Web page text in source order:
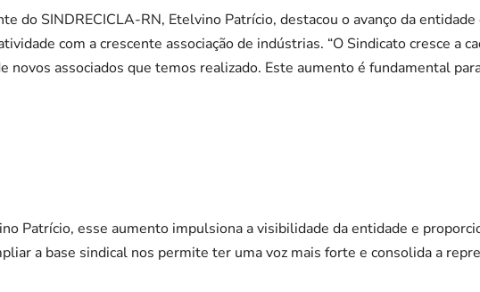
do SINDRECICLA-RN, Etelvino Patrício, destacou o avanço da
com a crescente associação de indústrias. “O Sindicato cresce a
novos associados que temos realizado. Este aumento é fundamental
Patrício, esse aumento impulsiona a visibilidade da entidade e
a base sindical nos permite ter uma voz mais forte e consolida a